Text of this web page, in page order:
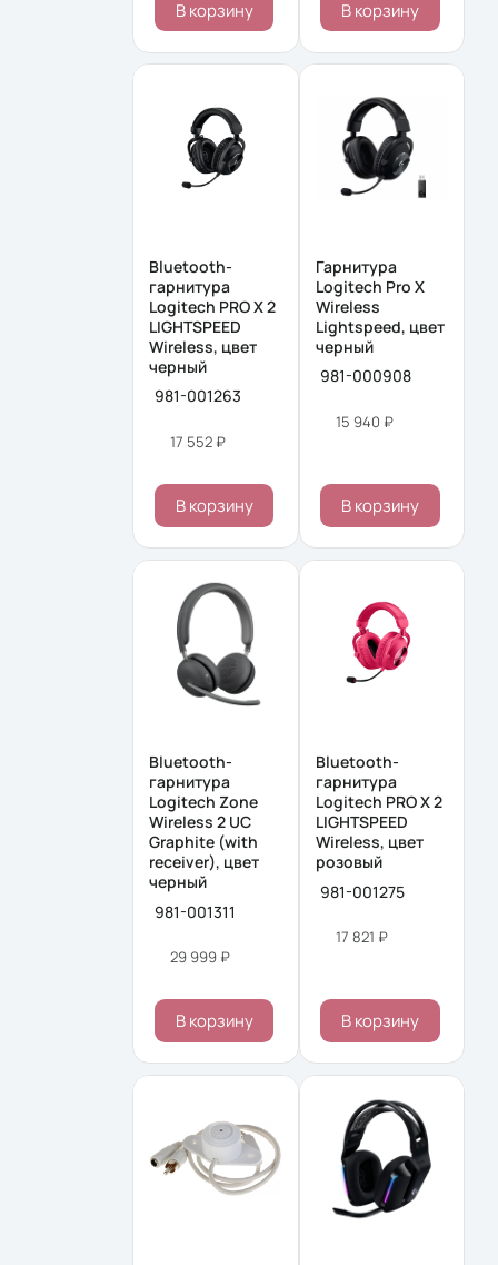
В корзину В корзину
Bluetooth-
гарнитура
Logitech PRO X 2
LIGHTSPEED
Wireless, цвет
черный
981-001263
17 552 ₽
В корзину
Гарнитура
Logitech Pro X
Wireless
Lightspeed, цвет
черный
981-000908
15 940 ₽
В корзину
Bluetooth-
гарнитура
Logitech Zone
Wireless 2 UC
Graphite (with
receiver), цвет
черный
981-001311
29 999 ₽
В корзину
Bluetooth-
гарнитура
Logitech PRO X 2
LIGHTSPEED
Wireless, цвет
розовый
981-001275
17 821 ₽
В корзину